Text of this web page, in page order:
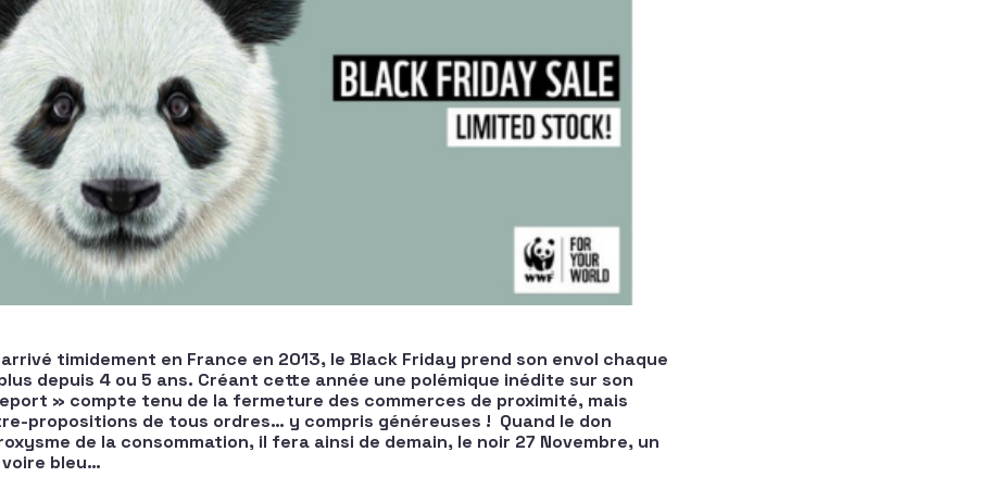
arrivé timidement en France en 2013, le Black Friday prend son envol chaque
depuis 4 ou 5 ans. Créant cette année une polémique inédite sur son
» compte tenu de la fermeture des commerces de proximité, mais
propositions de tous ordres… y compris généreuses ! Quand le don
de la consommation, il fera ainsi de demain, le noir 27 Novembre, un
bleu…